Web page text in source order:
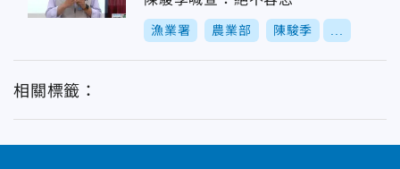
漁業署 農業部 陳駿季
相關標籤：